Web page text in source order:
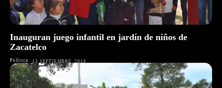
Inauguran juego infantil en jardín de niños de
Zacatelco
Política 13 SEPTIEMBRE, 2019